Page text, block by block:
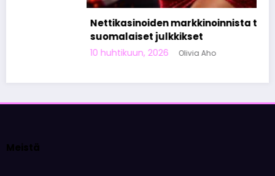
Nettikasinoiden markkinoinnista tunnetut
suomalaiset julkkikset
10 huhtikuun, 2026 Olivia Aho
Meistä